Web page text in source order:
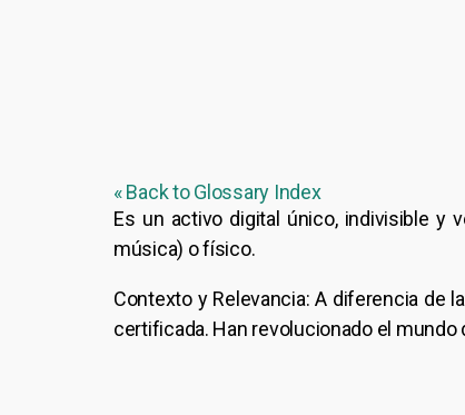
« Back to Glossary Index
Es un activo digital único, indivisible y
música) o físico.
Contexto y Relevancia: A diferencia de
certificada. Han revolucionado el